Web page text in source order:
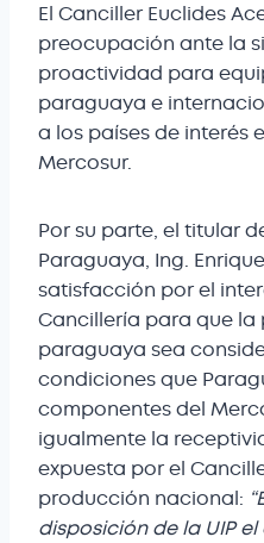
El Canciller Euclides
preocupación ante la
proactividad para
paraguaya e
a los países de interés
Mercosur.
Por su parte, el titular
Paraguaya, Ing.
satisfacción por el
Cancillería para que
paraguaya sea
condiciones que
componentes del
igualmente la
expuesta por el
producción nacional:
disposición de la UIP